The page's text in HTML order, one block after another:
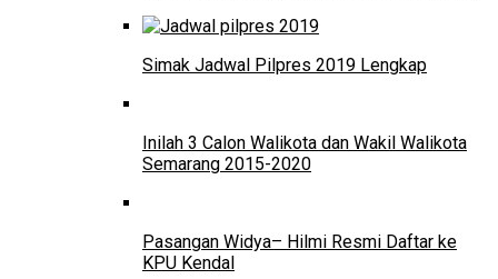
Simak Jadwal Pilpres 2019 Lengkap
Inilah 3 Calon Walikota dan Wakil Walikota
Semarang 2015-2020
Pasangan Widya– Hilmi Resmi Daftar ke
KPU Kendal